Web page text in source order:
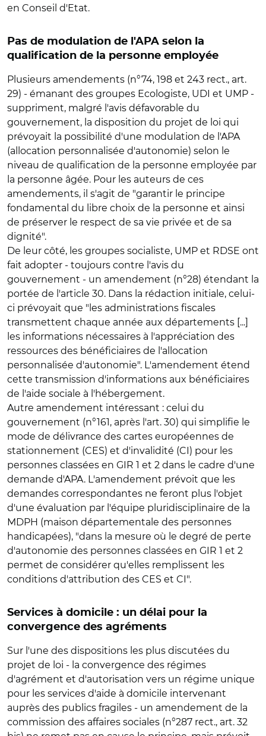
en Conseil d'Etat.
Pas de modulation de l'APA selon la
qualification de la personne employée
Plusieurs amendements (n°74, 198 et 243 rect., art.
29) - émanant des groupes Ecologiste, UDI et UMP -
suppriment, malgré l'avis défavorable du
gouvernement, la disposition du projet de loi qui
prévoyait la possibilité d'une modulation de l'APA
(allocation personnalisée d'autonomie) selon le
niveau de qualification de la personne employée par
la personne âgée. Pour les auteurs de ces
amendements, il s'agit de "garantir le principe
fondamental du libre choix de la personne et ainsi
de préserver le respect de sa vie privée et de sa
dignité".
De leur côté, les groupes socialiste, UMP et RDSE ont
fait adopter - toujours contre l'avis du
gouvernement - un amendement (n°28) étendant la
portée de l'article 30. Dans la rédaction initiale, celui-
ci prévoyait que "les administrations fiscales
transmettent chaque année aux départements [...]
les informations nécessaires à l'appréciation des
ressources des bénéficiaires de l'allocation
personnalisée d'autonomie". L'amendement étend
cette transmission d'informations aux bénéficiaires
de l'aide sociale à l'hébergement.
Autre amendement intéressant : celui du
gouvernement (n°161, après l'art. 30) qui simplifie le
mode de délivrance des cartes européennes de
stationnement (CES) et d'invalidité (CI) pour les
personnes classées en GIR 1 et 2 dans le cadre d'une
demande d'APA. L'amendement prévoit que les
demandes correspondantes ne feront plus l'objet
d'une évaluation par l'équipe pluridisciplinaire de la
MDPH (maison départementale des personnes
handicapées), "dans la mesure où le degré de perte
d'autonomie des personnes classées en GIR 1 et 2
permet de considérer qu'elles remplissent les
conditions d'attribution des CES et CI".
Services à domicile : un délai pour la
convergence des agréments
Sur l'une des dispositions les plus discutées du
projet de loi - la convergence des régimes
d'agrément et d'autorisation vers un régime unique
pour les services d'aide à domicile intervenant
auprès des publics fragiles - un amendement de la
commission des affaires sociales (n°287 rect., art. 32